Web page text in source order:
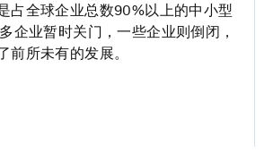
占全球企业总数90%以上的中小型
企业暂时关门，一些企业则倒闭，
前所未有的发展。